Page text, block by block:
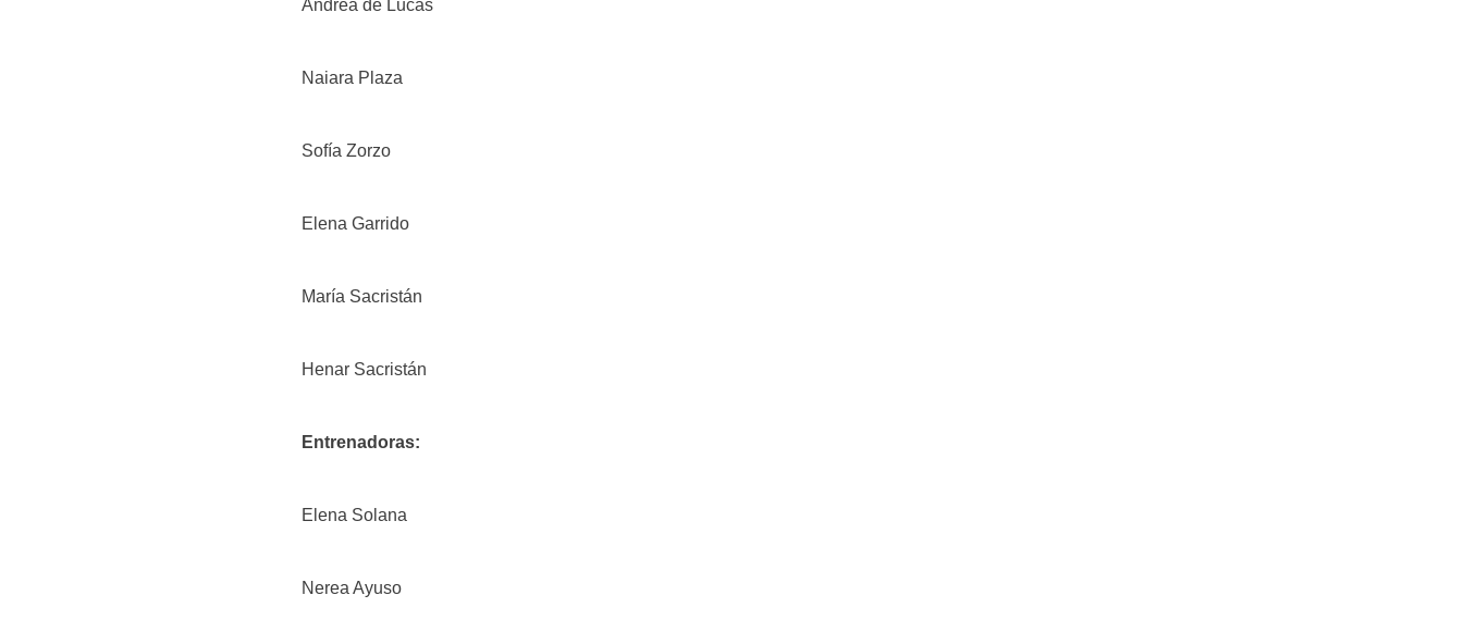
Andrea de Lucas
Naiara Plaza
Sofía Zorzo
Elena Garrido
María Sacristán
Henar Sacristán
Entrenadoras:
Elena Solana
Nerea Ayuso